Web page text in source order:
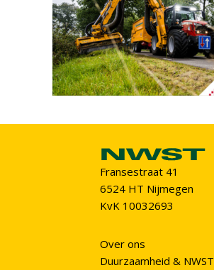
Fransestraat 41
6524 HT Nijmegen
KvK 10032693
Over ons
Duurzaamheid & NWST